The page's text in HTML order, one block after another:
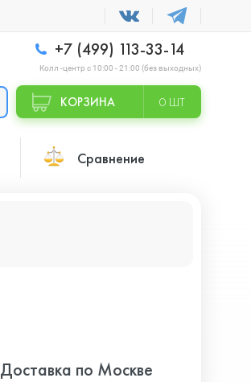
+7 (499) 113-33-14
Колл -центр с 10:00 - 21:00 (без выходных)
КОРЗИНА 0 ШТ
Сравнение
Доставка по Москве